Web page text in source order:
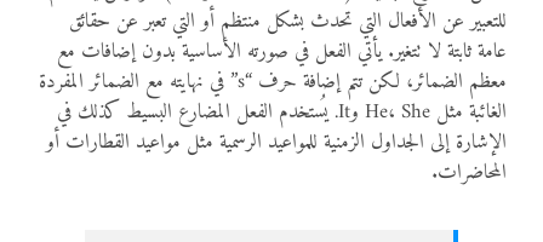
للتعبير عن الأفعال التي تحدث بشكل منتظم أو التي تعبر عن حقائق
عامة ثابتة لا تتغير. يأتي الفعل في صورته الأساسية بدون إضافات مع
معظم الضمائر، لكن تتم إضافة حرف “s” في نهايته مع الضمائر المفردة
الغائبة مثل He، She وIt. يُستخدم الفعل المضارع البسيط كذلك في
الإشارة إلى الجداول الزمنية للمواعيد الرسمية مثل مواعيد القطارات أو
المحاضرات.